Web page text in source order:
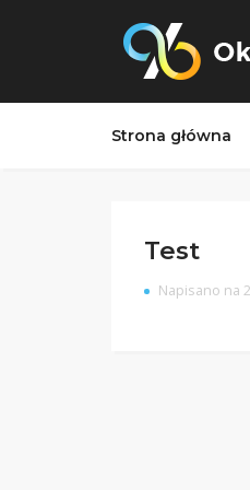
Strona główna
Test
Napisano na